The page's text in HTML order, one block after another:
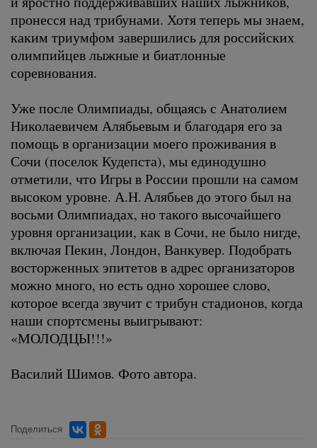
пронесся над трибунами. Хотя теперь мы знаем,
каким триумфом завершились для российских
олимпийцев лыжные и биатлонные
соревнования.
Уже после Олимпиады, общаясь с Анатолием
Николаевичем Алябьевым и благодаря его за
помощь в организации моего проживания в
Сочи (поселок Кудепста), мы единодушно
отметили, что Игры в России прошли на самом
высоком уровне. А.Н. Алябьев до этого был на
восьми Олимпиадах, но такого высочайшего
уровня организации, как в Сочи, не было нигде,
включая Пекин, Лондон, Ванкувер. Подобрать
восторженных эпитетов в адрес организаторов
можно много, но есть одно хорошее слово,
которое всегда звучит с трибун стадионов, когда
наши спортсмены выигрывают:
«МОЛОДЦЫ!!!»
Василий Шимов. Фото автора.
Поделиться